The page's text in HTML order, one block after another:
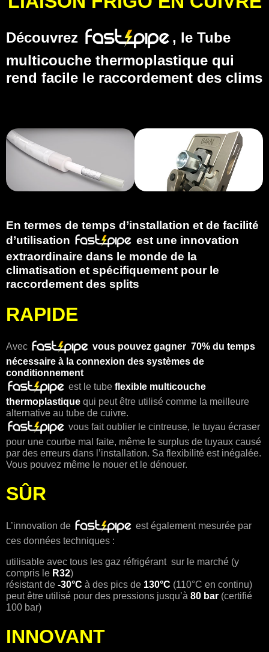
Découvrez
, le Tube
multicouche thermoplastique qui
rend facile le raccordement des clims
En termes de temps d’installation et de facilité
d’utilisation
est une innovation
extraordinaire dans le monde de la
climatisation et spécifiquement pour le
raccordement des splits
RAPIDE
Avec vous pouvez gagner 70% du temps
nécessaire à la connexion des systèmes de
conditionnement
est le tube flexible multicouche
thermoplastique qui peut être utilisé comme la meilleure
alternative au tube de cuivre.
vous fait oublier le cintreuse, le tuyau écraser
pour une courbe mal faite, même le surplus de tuyaux causé
par des erreurs dans l’installation. Sa flexibilité est inégalée.
Vous pouvez même le nouer et le dénouer.
SÛR
L’innovation de
est également mesurée par
ces données techniques :
utilisable avec tous les gaz réfrigérant sur le marché (y
compris le R32)
résistant de -30°C à des pics de 130°C (110°C en continu)
peut être utilisé pour des pressions jusqu’à 80 bar (certifié
100 bar)
INNOVANT